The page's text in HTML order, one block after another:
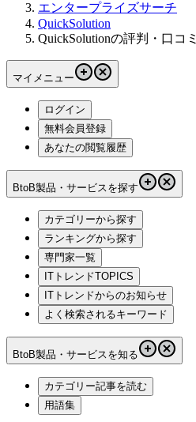
エンタープライズサーチ
QuickSolution
QuickSolutionの評判・口コミ
マイメニュー
ログイン
無料会員登録
あなたの閲覧履歴
BtoB製品・サービスを探す
カテゴリーから探す
ランキングから探す
専門家一覧
ITトレンドTOPICS
ITトレンドからのお知らせ
よく検索されるキーワード
BtoB製品・サービスを知る
カテゴリー記事を読む
用語集